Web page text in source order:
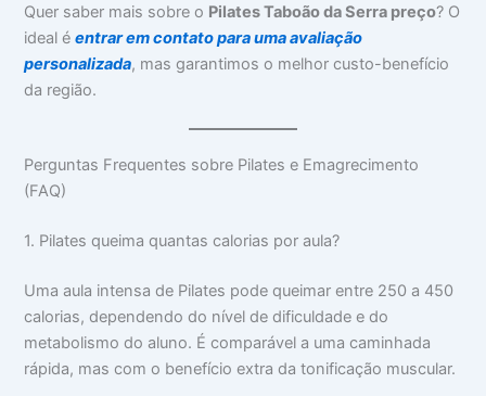
Quer saber mais sobre o Pilates Taboão da Serra preço? O
ideal éentrar em contato para uma avaliação
personalizada, mas garantimos o melhor custo-benefício
da região.
Perguntas Frequentes sobre Pilates e Emagrecimento
(FAQ)
1. Pilates queima quantas calorias por aula?
Uma aula intensa de Pilates pode queimar entre 250 a 450
calorias, dependendo do nível de dificuldade e do
metabolismo do aluno. É comparável a uma caminhada
rápida, mas com o benefício extra da tonificação muscular.